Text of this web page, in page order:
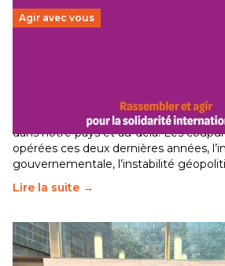
Agir avec vous
Le secteur humanitaire connaît des
dans notre pays et au-delà. Les
opérées ces deux dernières années,
gouvernementale, l’instabilité
Lire la suite →